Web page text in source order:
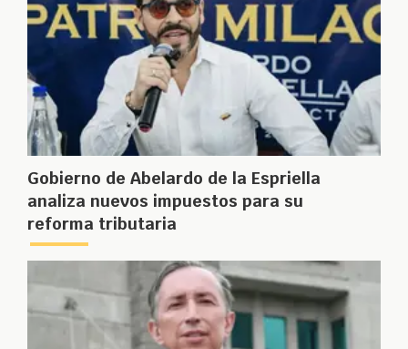
Gobierno de Abelardo de la Espriella
analiza nuevos impuestos para su
reforma tributaria